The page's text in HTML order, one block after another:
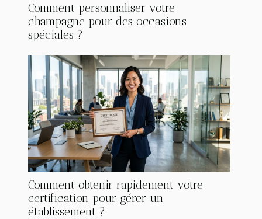
Comment personnaliser votre
champagne pour des occasions
spéciales ?
Comment obtenir rapidement votre
certification pour gérer un
établissement ?